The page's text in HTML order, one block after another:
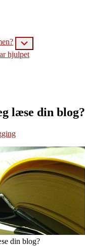
hjulpet
læse din blog?
din blog?